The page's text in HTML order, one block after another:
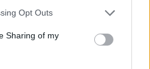
app uses one or more Google
behaviour. You may click to
and its third-party tags to
purposes in below Google
Opt Outs
Sharing of my
a kiállítás kurátora,
a vadabb elméletekkel
szerint például Bach
saját halálának